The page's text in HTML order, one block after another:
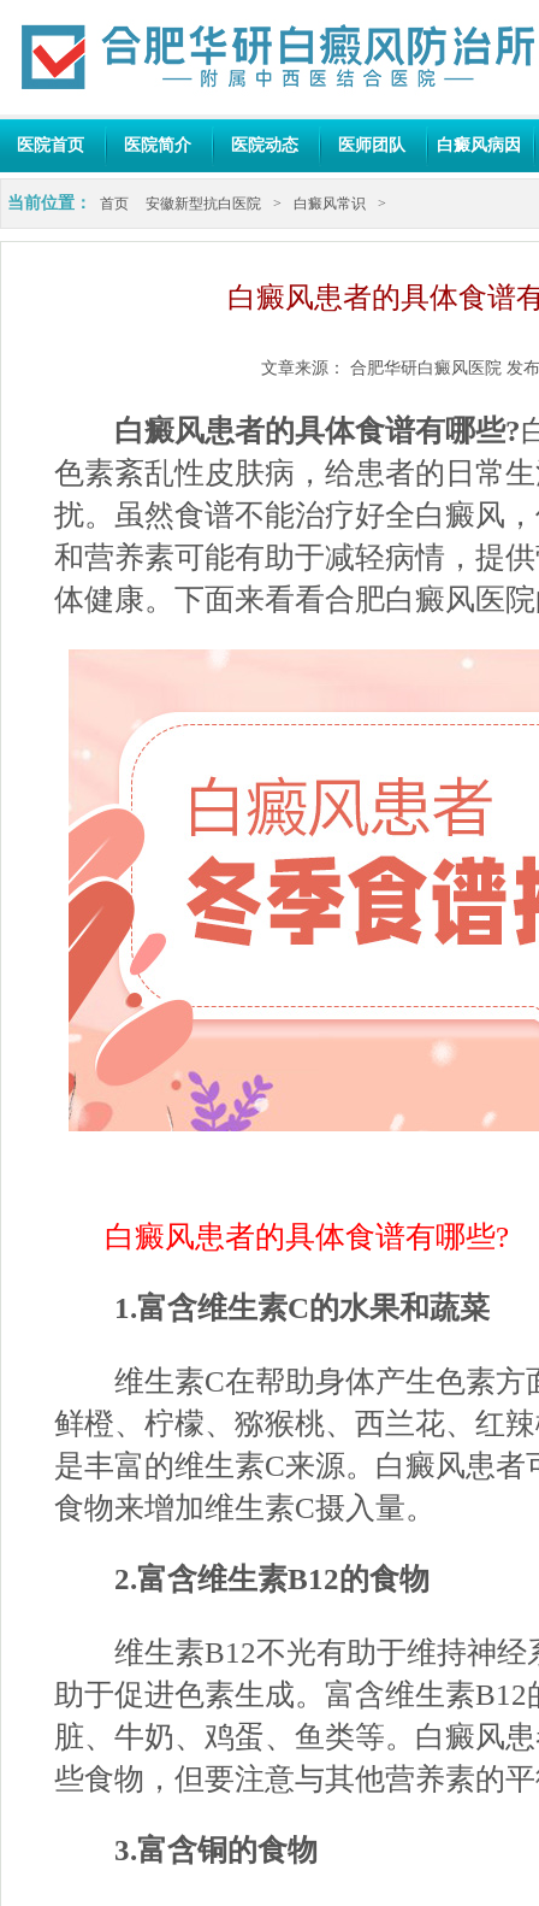
医院首页 医院简介 医院动态 医师团队 白癜风病因
当前位置： 首页 安徽新型抗白医院 > 白癜风常识 >
白癜风患者的具体食谱
文章来源： 合肥华研白癜风医院 发
白癜风患者的具体食谱有哪些?
色素紊乱性皮肤病，给患者的日常
扰。虽然食谱不能治疗好全白癜风
和营养素可能有助于减轻病情，提
体健康。下面来看看合肥白癜风医院
白癜风患者的具体食谱有哪些?
1.富含维生素C的水果和蔬菜
维生素C在帮助身体产生色素方
鲜橙、柠檬、猕猴桃、西兰花、红
是丰富的维生素C来源。白癜风患者
食物来增加维生素C摄入量。
2.富含维生素B12的食物
维生素B12不光有助于维持神经
助于促进色素生成。富含维生素
脏、牛奶、鸡蛋、鱼类等。白癜风
些食物，但要注意与其他营养素的
3.富含铜的食物